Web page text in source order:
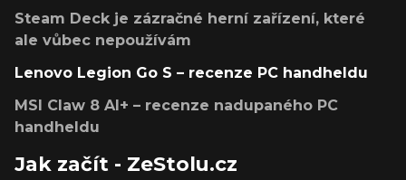
Steam Deck je zázračné herní zařízení, které
ale vůbec nepoužívám
Lenovo Legion Go S – recenze PC handheldu
MSI Claw 8 AI+ – recenze nadupaného PC
handheldu
Jak začít - ZeStolu.cz